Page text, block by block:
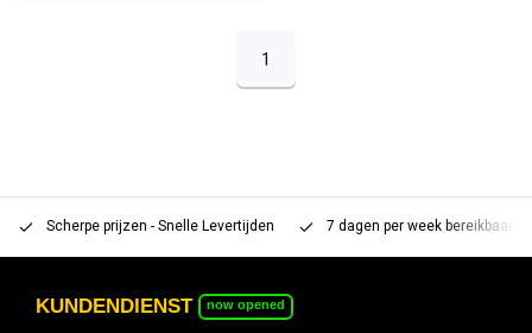
1
Scherpe prijzen - Snelle Levertijden 7 dagen per week bereikbaar
KUNDENDIENST now opened